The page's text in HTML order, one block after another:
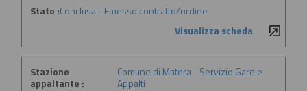
Stato :Conclusa - Emesso contratto/ordine
Visualizza scheda
Stazione
appaltante :
Comune di Matera - Servizio Gare e
Appalti